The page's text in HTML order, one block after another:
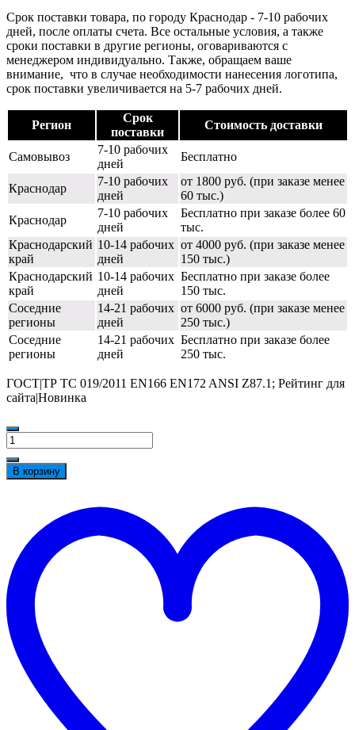
Срок поставки товара, по городу Краснодар - 7-10 рабочих
дней, после оплаты счета. Все остальные условия, а также
сроки поставки в другие регионы, оговариваются с
менеджером индивидуально. Также, обращаем ваше
внимание, что в случае необходимости нанесения логотипа,
срок поставки увеличивается на 5-7 рабочих дней.
Регион
Срок
поставки
Стоимость доставки
Самовывоз
7-10 рабочих
дней
Бесплатно
Краснодар
7-10 рабочих
дней
от 1800 руб. (при заказе менее
60 тыс.)
Краснодар
7-10 рабочих
дней
Бесплатно при заказе более 60
тыс.
Краснодарский
край
10-14 рабочих
дней
от 4000 руб. (при заказе менее
150 тыс.)
Краснодарский
край
10-14 рабочих
дней
Бесплатно при заказе более
150 тыс.
Соседние
регионы
14-21 рабочих
дней
от 6000 руб. (при заказе менее
250 тыс.)
Соседние
регионы
14-21 рабочих
дней
Бесплатно при заказе более
250 тыс.
ГОСТ|ТР ТС 019/2011 EN166 EN172 ANSI Z87.1; Рейтинг для
сайта|Новинка
Количество
товара
Очки
открытые
GRADIENT
В корзину